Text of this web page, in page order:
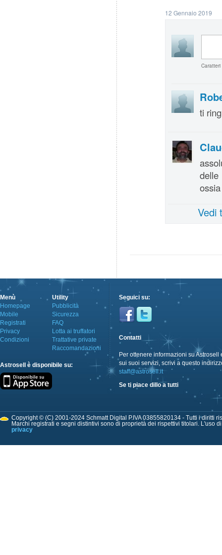
12 Gennaio 2019
ti
delle
Vedi
Menù
Homepage
Mobile
Registrati
Privacy
Condizioni
Utility
Pubblicità
Sicurezza
FAQ
Lotta ai truffatori
Trattative private
Raccomandazioni
Astrosell è disponibile su:
Seguici su:
Contatti
Per ottenere informazioni su Astrosell
sui suoi servizi, scrivi a questo
staff@astrosell.it
Se ti piace dillo a tutti
Copyright © (C) 2001-2024 Schmatt Digital P.IVA 03855820134 - Tutti i diritti
Marchi registrati e segni distintivi sono di proprietà dei rispettivi titolari. L'uso
privacy